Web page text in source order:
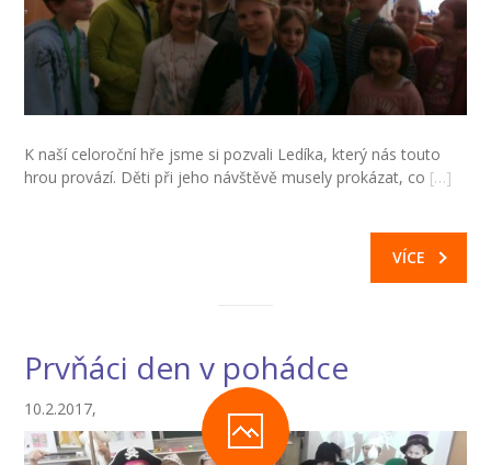
-- Virtuální prohlídka školy
-- Inspekční zpráva
Družina
-- O školní družině
-- Objednávky a odhlašování obědů
K naší celoroční hře jsme si pozvali Ledíka, který nás touto
hrou provází. Děti při jeho návštěvě musely prokázat, co […]
VÍCE
Prvňáci den v pohádce
10.2.2017,